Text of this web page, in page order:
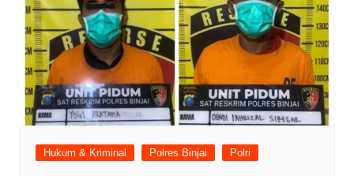
Hukum & Kriminal Polres Binjai Polri